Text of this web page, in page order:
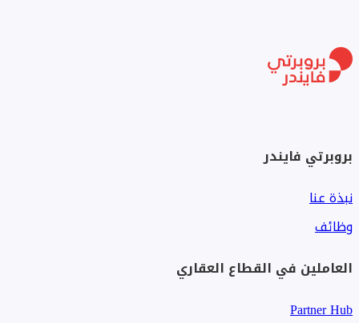
بروبرتي فايندر
نبذة عنا
وظائف
العاملين في القطاع العقاري
Partner Hub